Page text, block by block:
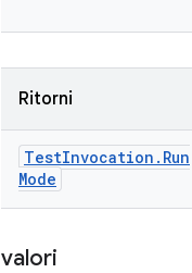
Ritorni
TestInvocation . Run
Mode
valori